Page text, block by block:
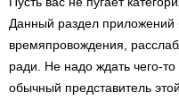
Данный раздел приложений
времяпровождения,
ради. Не надо ждать чего-
обычный представитель